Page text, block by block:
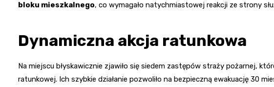
bloku mieszkalnego, co wymagało natychmiastowej reakcji ze strony
Dynamiczna akcja ratunkowa
Na miejscu błyskawicznie zjawiło się siedem zastępów straży pożarnej,
ratunkowej. Ich szybkie działanie pozwoliło na bezpieczną ewakuację 30